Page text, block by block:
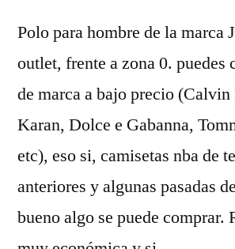
Polo para hombre de la marca
outlet, frente a zona 0. puedes
de marca a bajo precio
Karan, Dolce e Gabanna,
etc), eso si, camisetas nba de
anteriores y algunas pasadas
bueno algo se puede comprar.